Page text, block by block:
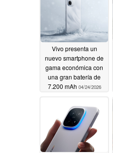
Vivo presenta un
nuevo smartphone de
gama económica con
una gran batería de
7.200 mAh 04/24/2026